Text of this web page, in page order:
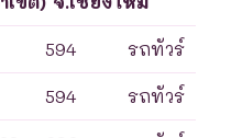
594 รถทัวร์
594 รถทัวร์